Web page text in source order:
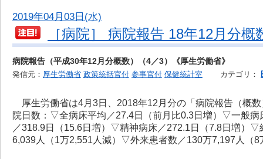
2019年04月03日(水)
［病院］ 病院報告 18年12月分
病院報告（平成30年12月分概数）（4／3）《厚生労働省》
発信元： 厚生労働省 政策統括官付 参事官付 保健統計室 カテゴリ：
厚生労働省は4月3日、2018年12月分の「病院報告（概
院日数：▽全病床平均／27.4日（前月比0.3日増）▽一般
／318.9日（15.6日増）▽精神病床／272.1日（7.8日増）
6,039人（1万2,551人減）▽外来患者数／130万7,197人（8